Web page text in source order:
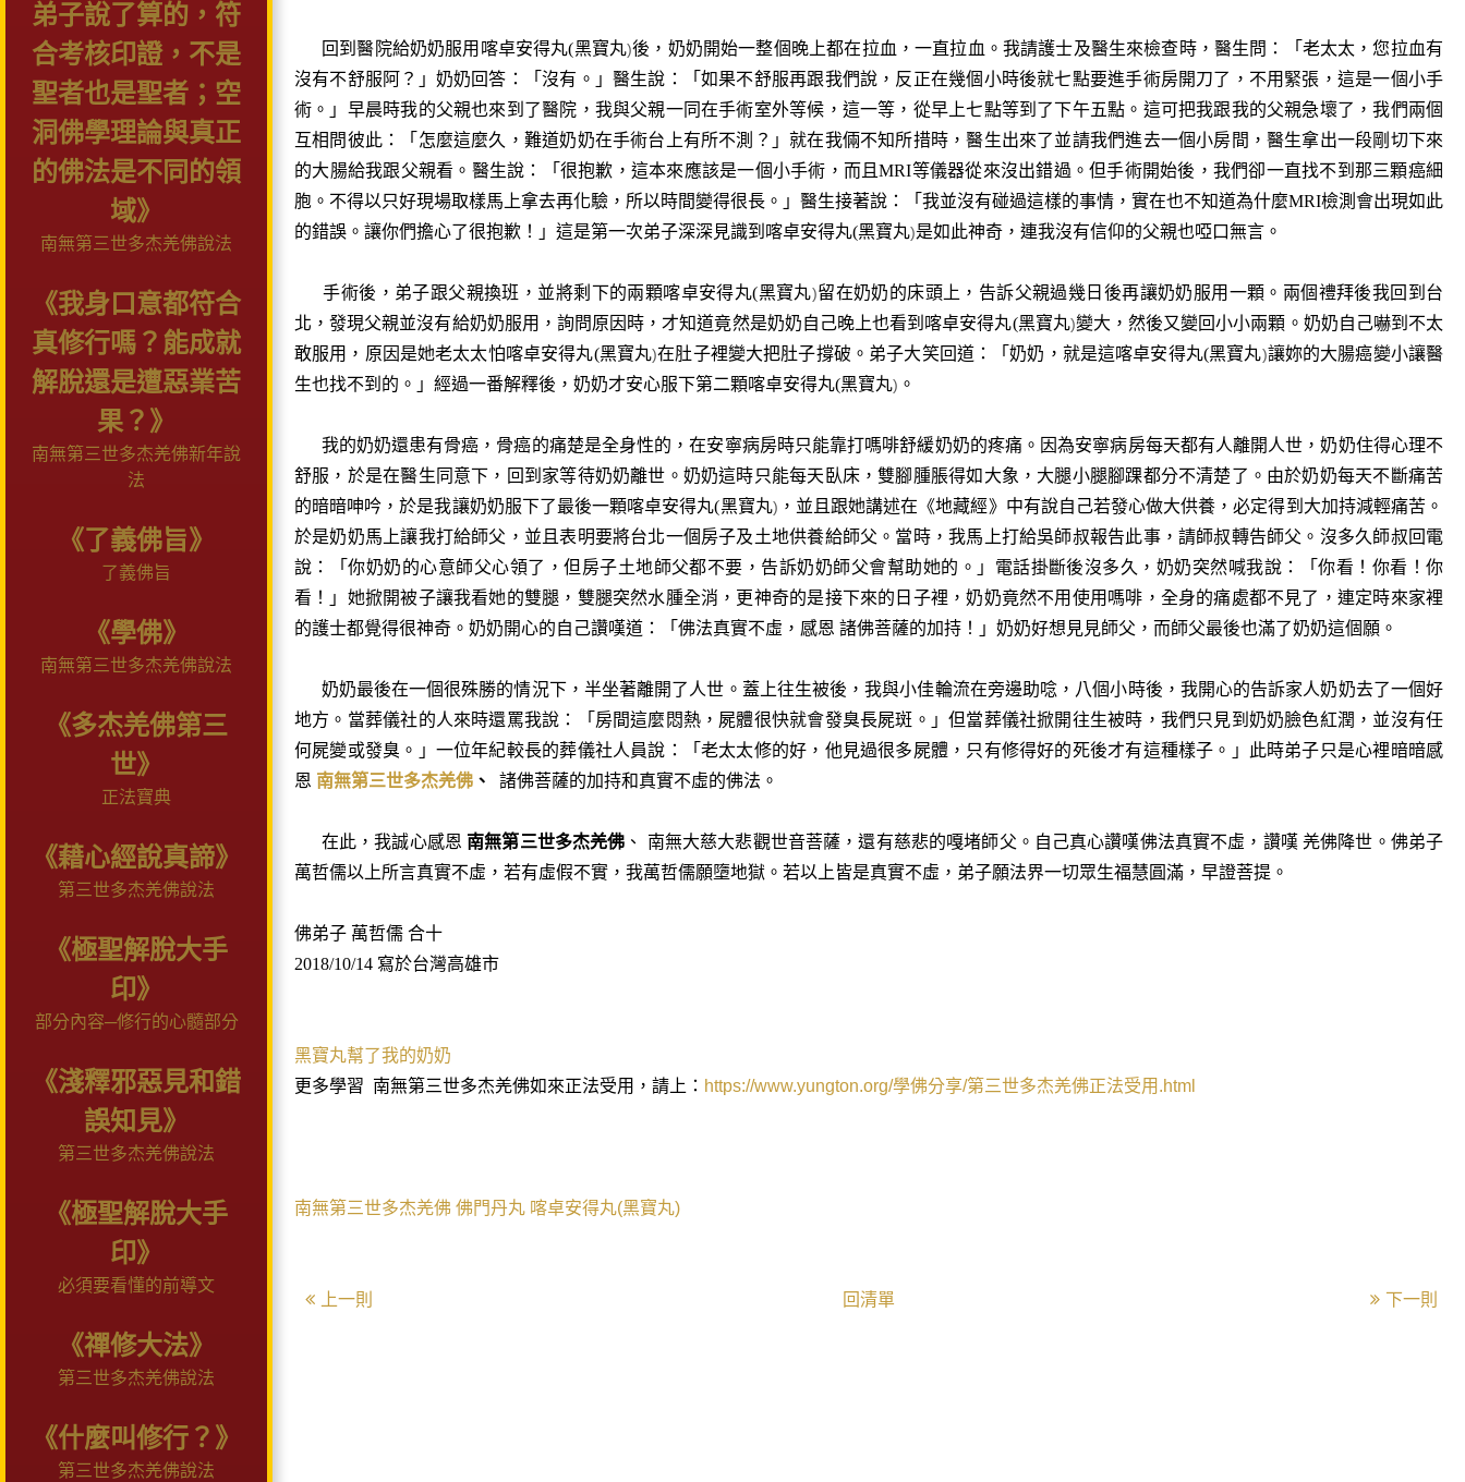
弟子說了算的，符
合考核印證，不是
聖者也是聖者；空
洞佛學理論與真正
的佛法是不同的領
域》
南無第三世多杰羌佛說法
《我身口意都符合
真修行嗎？能成就
解脫還是遭惡業苦
果？》
南無第三世多杰羌佛新年說
法
《了義佛旨》
了義佛旨
《學佛》
南無第三世多杰羌佛說法
《多杰羌佛第三
世》
正法寶典
《藉心經說真諦》
第三世多杰羌佛說法
《極聖解脫大手
印》
部分內容─修行的心髓部分
《淺釋邪惡見和錯
誤知見》
第三世多杰羌佛說法
《極聖解脫大手
印》
必須要看懂的前導文
《禪修大法》
第三世多杰羌佛說法
《什麼叫修行？》
第三世多杰羌佛說法
回到醫院給奶奶服用 喀卓安得丸(黑寶丸)後，奶奶開始一整個晚上都在拉血，一直拉血。我請護士及醫生來檢查時，醫生問：「老太太，您拉血有
沒有不舒服阿？」奶奶回答：「沒有。」醫生說：「如果不舒服再跟我們說，反正在幾個小時後就七點要進手術房開刀了，不用緊張，這是一個小手
術。」早晨時我的父親也來到了醫院，我與父親一同在手術室外等候，這一等，從早上七點等到了下午五點。這可把我跟我的父親急壞了，我們兩個
互相問彼此：「怎麼這麼久，難道奶奶在手術台上有所不測？」就在我倆不知所措時，醫生出來了並請我們進去一個小房間，醫生拿出一段剛切下來
的大腸給我跟父親看。醫生說：「很抱歉，這本來應該是一個小手術，而且MRI等儀器從來沒出錯過。但手術開始後，我們卻一直找不到那三顆癌細
胞。不得以只好現場取樣馬上拿去再化驗，所以時間變得很長。」醫生接著說：「我並沒有碰過這樣的事情，實在也不知道為什麼MRI檢測會出現如此
的錯誤。讓你們擔心了很抱歉！」這是第一次弟子深深見識到 喀卓安得丸(黑寶丸)是如此神奇，連我沒有信仰的父親也啞口無言。
手術後，弟子跟父親換班，並將剩下的兩顆喀卓安得丸(黑寶丸)留在奶奶的床頭上，告訴父親過幾日後再讓奶奶服用一顆。兩個禮拜後我回到台
北，發現父親並沒有給奶奶服用，詢問原因時，才知道竟然是奶奶自己晚上也看到 喀卓安得丸(黑寶丸)變大，然後又變回小小兩顆。奶奶自己嚇到不太
敢服用，原因是她老太太怕喀卓安得丸(黑寶丸)在肚子裡變大把肚子撐破。弟子大笑回道：「奶奶，就是這喀卓安得丸(黑寶丸)讓妳的大腸癌變小讓醫
生也找不到的。」經過一番解釋後，奶奶才安心服下第二顆喀卓安得丸(黑寶丸) 。
我的奶奶還患有骨癌，骨癌的痛楚是全身性的，在安寧病房時只能靠打嗎啡舒緩奶奶的疼痛。因為安寧病房每天都有人離開人世，奶奶住得心理不
舒服，於是在醫生同意下，回到家等待奶奶離世。奶奶這時只能每天臥床，雙腳腫脹得如大象，大腿小腿腳踝都分不清楚了。由於奶奶每天不斷痛苦
的暗暗呻吟，於是我讓奶奶服下了最後一顆喀卓安得丸(黑寶丸) ，並且跟她講述在《地藏經》中有說自己若發心做大供養，必定得到大加持減輕痛苦。
於是奶奶馬上讓我打給師父，並且表明要將台北一個房子及土地供養給師父。當時，我馬上打給吳師叔報告此事，請師叔轉告師父。沒多久師叔回電
說：「你奶奶的心意師父心領了，但房子土地師父都不要，告訴奶奶師父會幫助她的。」電話掛斷後沒多久，奶奶突然喊我說：「你看！你看！你
看！」她掀開被子讓我看她的雙腿，雙腿突然水腫全消，更神奇的是接下來的日子裡，奶奶竟然不用使用嗎啡，全身的痛處都不見了，連定時來家裡
的護士都覺得很神奇。奶奶開心的自己讚嘆道：「佛法真實不虛，感恩 諸佛菩薩的加持！」奶奶好想見見師父，而師父最後也滿了奶奶這個願。
奶奶最後在一個很殊勝的情況下，半坐著離開了人世。蓋上往生被後，我與小佳輪流在旁邊助唸，八個小時後，我開心的告訴家人奶奶去了一個好
地方。當葬儀社的人來時還罵我說：「房間這麼悶熱，屍體很快就會發臭長屍斑。」但當葬儀社掀開往生被時，我們只見到奶奶臉色紅潤，並沒有任
何屍變或發臭。」一位年紀較長的葬儀社人員說：「老太太修的好，他見過很多屍體，只有修得好的死後才有這種樣子。」此時弟子只是心裡暗暗感
恩 南無第三世多杰羌佛 、 諸佛菩薩的加持和真實不虛的佛法。
在此，我誠心感恩 南無第三世多杰羌佛 、 南無大慈大悲觀世音菩薩，還有慈悲的嘎堵師父。自己真心讚嘆佛法真實不虛，讚嘆 羌佛降世。佛弟子
萬哲儒以上所言真實不虛，若有虛假不實，我萬哲儒願墮地獄。若以上皆是真實不虛，弟子願法界一切眾生福慧圓滿，早證菩提。
佛弟子 萬哲儒 合十
2018/10/14 寫於台灣高雄市
黑寶丸幫了我的奶奶
更多學習 南無第三世多杰羌佛如來正法受用，請上： https://www.yungton.org/學佛分享/第三世多杰羌佛正法受用 .html
南無第三世多杰羌佛 佛門丹丸 喀卓安得丸(黑寶丸)
上一則 回清單 下一則